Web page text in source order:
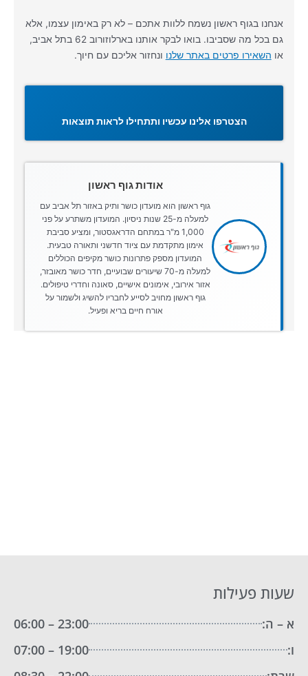
אנחנו בגוף ראשון נשמח ללוות אתכם – לא רק באימון עצמו, אלא
גם בכל מה שסביבו. בואו לבקר אותנו בארלוזורוב 62 בתל אביב,
או השאירו פרטים באתר שלנו ונחזור אליכם עם חיוך.
הצטרפו אלינו עכשיו ותתחילו לראות תוצאות
אודות גוף ראשון
גוף ראשון הוא מועדון כושר ותיק באזור תל אביב עם
למעלה מ-25 שנות ניסיון. המועדון משתרע על פני
1,000 מ"ר במתחם הדראגסטור, ומציע סביבת
אימון מתקדמת עם ציוד חדשני ותאורה טבעית.
המועדון מספק פתרונות כושר מקיפים הכוללים
למעלה מ-70 שיעורים שבועיים, חדר כושר מאובזר,
אזור אירובי, אימונים אישיים, סאונה וחדרי טיפולים.
גוף ראשון מחויב לסייע לחבריו להשיג ולשמור על
אורח חיים בריא ופעיל.
שעות פעילות
א – ה:
23:00 – 06:00
ו:
19:00 – 07:00